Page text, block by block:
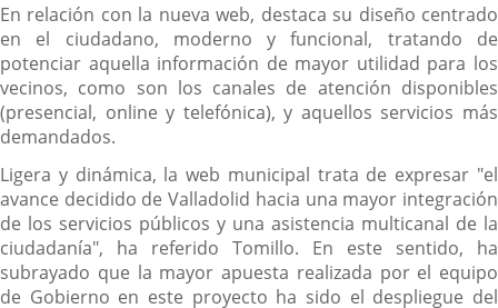
En relación con la nueva web, destaca su diseño centrado
en el ciudadano, moderno y funcional, tratando de
potenciar aquella información de mayor utilidad para los
vecinos, como son los canales de atención disponibles
(presencial, online y telefónica), y aquellos servicios más
demandados.
Ligera y dinámica, la web municipal trata de expresar "el
avance decidido de Valladolid hacia una mayor integración
de los servicios públicos y una asistencia multicanal de la
ciudadanía", ha referido Tomillo. En este sentido, ha
subrayado que la mayor apuesta realizada por el equipo
de Gobierno en este proyecto ha sido el despliegue del